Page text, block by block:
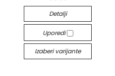
Detalji
Uporedi
Izaberi varijante